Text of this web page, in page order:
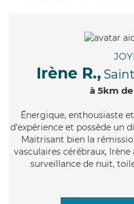
Irène R.,
à 5km
Énergique, enthousiaste
d'expérience et possède un
Maitrisant bien la
vasculaires cérébraux,
surveillance de nuit,